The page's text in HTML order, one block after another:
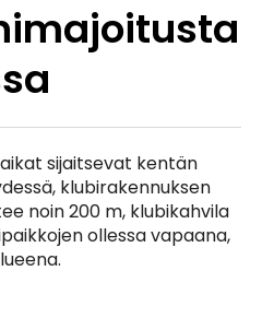
sijaitsevat kentän
klubirakennuksen
noin 200 m, klubikahvila
ollessa vapaana,